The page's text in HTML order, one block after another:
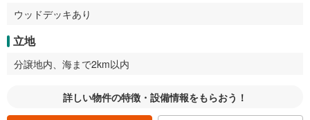
ウッドデッキあり
立地
分譲地内、海まで2km以内
詳しい物件の特徴・設備情報をもらおう！